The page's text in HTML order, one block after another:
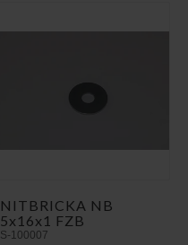
NITBRICKA NB
5x16x1 FZB
S-100007